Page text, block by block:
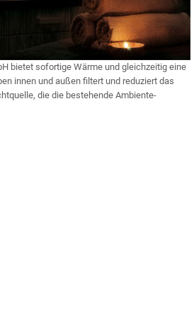
bietet sofortige Wärme und gleichzeitig eine
innen und außen filtert und reduziert das
die die bestehende Ambiente-